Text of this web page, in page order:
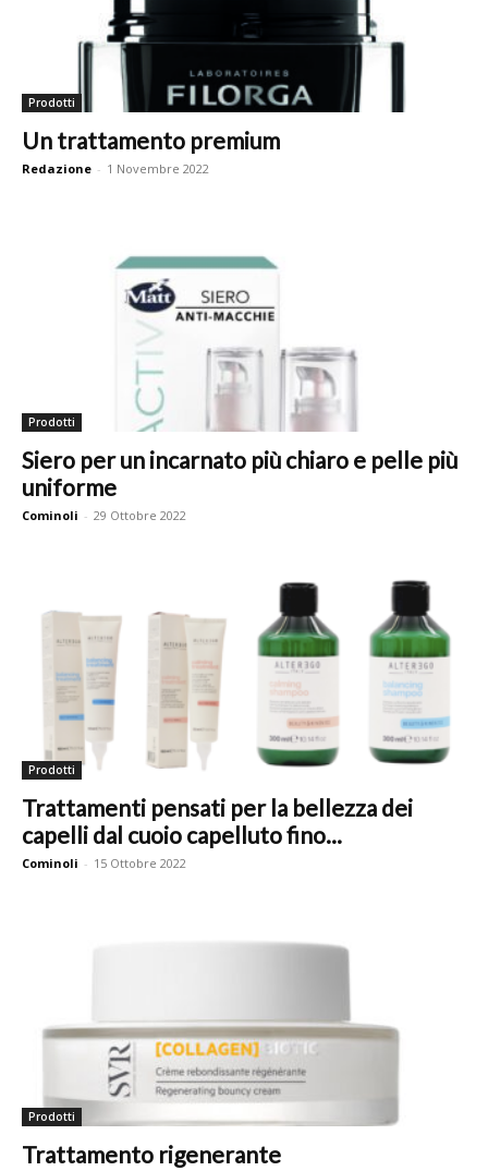
Prodotti
Un trattamento premium
Redazione - 1 Novembre 2022
Prodotti
Siero per un incarnato più chiaro e pelle più
uniforme
Cominoli - 29 Ottobre 2022
Prodotti
Trattamenti pensati per la bellezza dei
capelli dal cuoio capelluto fino...
Cominoli - 15 Ottobre 2022
Prodotti
Trattamento rigenerante